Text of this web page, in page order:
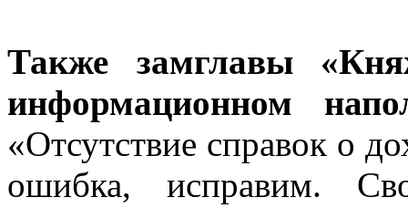
Также замглавы
информационном
«Отсутствие справок о
ошибка, исправим.